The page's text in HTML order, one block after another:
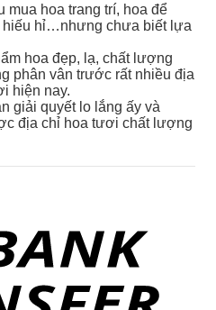
mua hoa trang trí, hoa để
hiếu hỉ…nhưng chưa biết lựa
hoa đẹp, lạ, chất lượng
phân vân trước rất nhiều địa
hiện nay.
giải quyết lo lắng ấy và
địa chỉ hoa tươi chất lượng